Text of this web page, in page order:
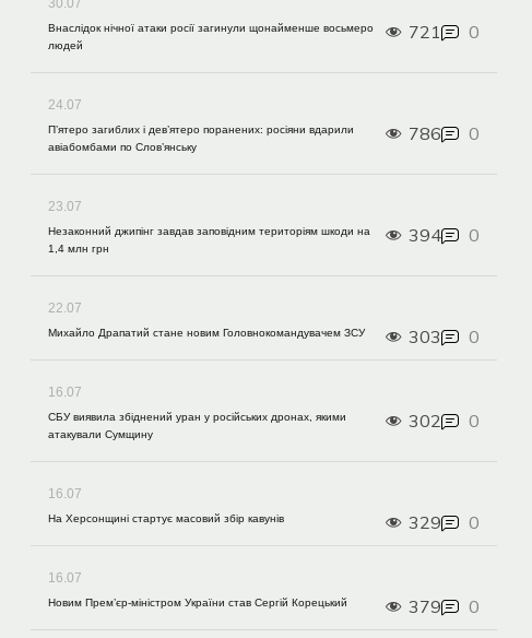
Внаслідок нічної атаки росії загинули щонайменше восьмеро
людей
30.07
721 0
П’ятеро загиблих і дев’ятеро поранених: росіяни вдарили
авіабомбами по Слов’янську
24.07
786 0
Незаконний джипінг завдав заповідним територіям шкоди на
1,4 млн грн
23.07
394 0
Михайло Драпатий стане новим Головнокомандувачем ЗСУ
22.07
303 0
СБУ виявила збіднений уран у російських дронах, якими
атакували Сумщину
16.07
302 0
На Херсонщині стартує масовий збір кавунів
16.07
329 0
Новим Прем’єр-міністром України став Сергій Корецький
16.07
379 0